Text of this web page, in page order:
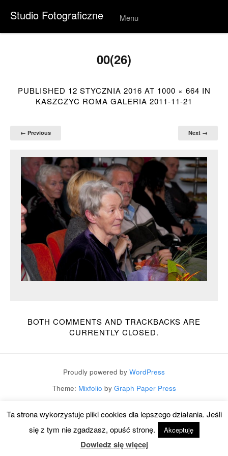
Studio Fotograficzne Menu
Skip to
00(26)
PUBLISHED 12 STYCZNIA 2016 AT 1000 × 664 IN
KASZCZYC ROMA GALERIA 2011-11-21
← Previous Next →
BOTH COMMENTS AND TRACKBACKS ARE
CURRENTLY CLOSED.
Proudly powered by WordPress
Theme: Mixfolio by Graph Paper Press
Ta strona wykorzystuje pliki cookies dla lepszego działania. Jeśli
się z tym nie zgadzasz, opuść stronę.
Akceptuję
Dowiedz się więcej